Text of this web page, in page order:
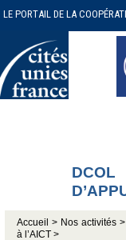
LE PORTAIL DE LA
DCOL
Accueil > Nos activités >
à l’AICT >